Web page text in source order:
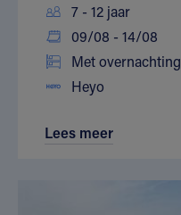
7 - 12 jaar
09/08 - 14/08
Met overnachting
Heyo
Lees meer